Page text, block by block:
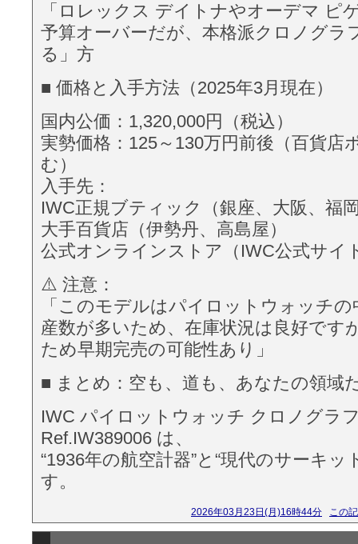
「ロレックス デイトナやオーデマ ピ
予算オーバーだが、本格派クロノグラ
る」方
■ 価格と入手方法（2025年3月現在）
国内公価：1,320,000円（税込）
実勢価格：125～130万円前後（百貨店
む）
入手先：
IWC正規ブティック（銀座、大阪、福
大手百貨店（伊勢丹、高島屋）
公式オンラインストア（IWC公式サイ
⚠️ 注意：
「このモデルはパイロットウォッチ
産数が多いため、在庫状況は良好です
ため早期完売の可能性あり」
■ まとめ：空も、道も、あなたの領域
IWC パイロットウォッチ クロノグラ
Ref.IW389006 は、
“1936年の航空計器”と“現代のサーキッ
す。
2026年03月23日(月)16時44分 この